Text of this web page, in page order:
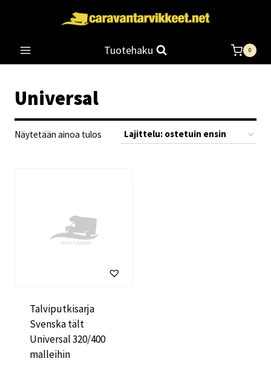
Tuotehaku 0
Universal
Näytetään ainoa tulos
Talviputkisarja
Svenska tält
Universal 320/400
malleihin